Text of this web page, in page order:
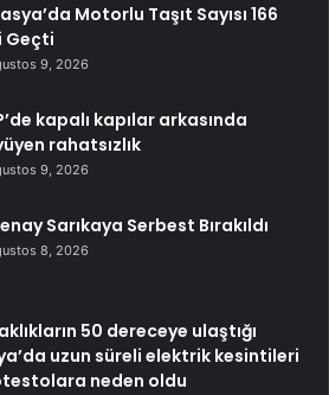
Motorlu Taşıt Sayısı 166
Geçti
9, 2026
kapalı kapılar arkasında
rahatsızlık
9, 2026
Sarıkaya Serbest Bırakıldı
8, 2026
50 dereceye ulaştığı
uzun süreli elektrik kesintileri
neden oldu